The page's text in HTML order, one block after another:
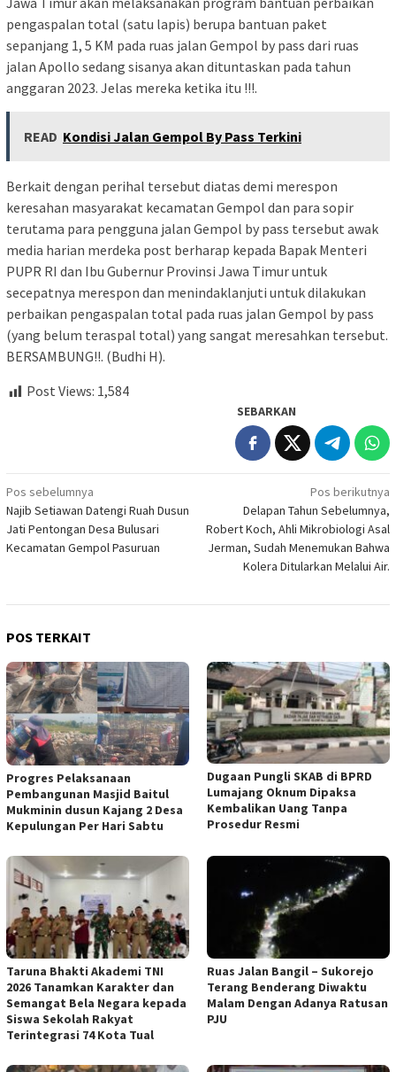
pengaspalan total (satu lapis) berupa bantuan paket
sepanjang 1, 5 KM pada ruas jalan Gempol by pass dari ruas
jalan Apollo sedang sisanya akan dituntaskan pada tahun
anggaran 2023. Jelas mereka ketika itu !!!.
READ Kondisi Jalan Gempol By Pass Terkini
Berkait dengan perihal tersebut diatas demi merespon
keresahan masyarakat kecamatan Gempol dan para sopir
terutama para pengguna jalan Gempol by pass tersebut awak
media harian merdeka post berharap kepada Bapak Menteri
PUPR RI dan Ibu Gubernur Provinsi Jawa Timur untuk
secepatnya merespon dan menindaklanjuti untuk dilakukan
perbaikan pengaspalan total pada ruas jalan Gempol by pass
(yang belum teraspal total) yang sangat meresahkan tersebut.
BERSAMBUNG!!. (Budhi H).
Post Views: 1,584
SEBARKAN
Navigasi
pos
Pos sebelumnya
Najib Setiawan Datengi Ruah Dusun
Jati Pentongan Desa Bulusari
Kecamatan Gempol Pasuruan
Pos berikutnya
Delapan Tahun Sebelumnya,
Robert Koch, Ahli Mikrobiologi Asal
Jerman, Sudah Menemukan Bahwa
Kolera Ditularkan Melalui Air.
POS TERKAIT
Progres Pelaksanaan
Pembangunan Masjid Baitul
Mukminin dusun Kajang 2 Desa
Kepulungan Per Hari Sabtu
Dugaan Pungli SKAB di BPRD
Lumajang Oknum Dipaksa
Kembalikan Uang Tanpa
Prosedur Resmi
Taruna Bhakti Akademi TNI
2026 Tanamkan Karakter dan
Semangat Bela Negara kepada
Siswa Sekolah Rakyat
Terintegrasi 74 Kota Tual
Ruas Jalan Bangil – Sukorejo
Terang Benderang Diwaktu
Malam Dengan Adanya Ratusan
PJU